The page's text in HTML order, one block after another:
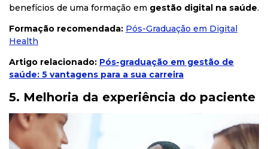
benefícios de uma formação em gestão digital na saúde.
Formação recomendada: Pós-Graduação em Digital
Health
Artigo relacionado: Pós-graduação em gestão de
saúde: 5 vantagens para a sua carreira
5. Melhoria da experiência do paciente